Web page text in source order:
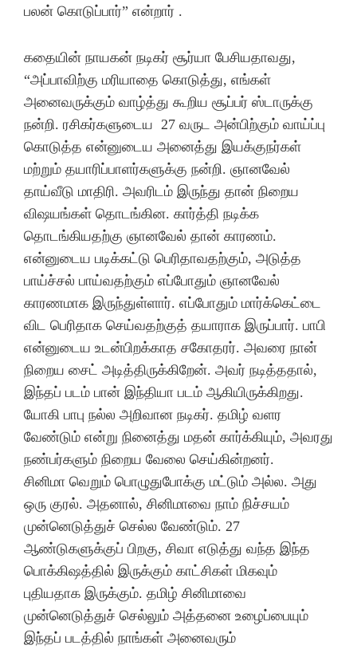
பலன் கொடுப்பார்” என்றார் .
கதையின் நாயகன் நடிகர் சூர்யா பேசியதாவது,
“அப்பாவிற்கு மரியாதை கொடுத்து, எங்கள்
அனைவருக்கும் வாழ்த்து கூறிய சூப்பர் ஸ்டாருக்கு
நன்றி. ரசிகர்களுடைய 27 வருட அன்பிற்கும் வாய்ப்பு
கொடுத்த என்னுடைய அனைத்து இயக்குநர்கள்
மற்றும் தயாரிப்பாளர்களுக்கு நன்றி. ஞானவேல்
தாய்வீடு மாதிரி. அவரிடம் இருந்து தான் நிறைய
விஷயங்கள் தொடங்கின. கார்த்தி நடிக்க
தொடங்கியதற்கு ஞானவேல் தான் காரணம்.
என்னுடைய படிக்கட்டு பெரிதாவதற்கும், அடுத்த
பாய்ச்சல் பாய்வதற்கும் எப்போதும் ஞானவேல்
காரணமாக இருந்துள்ளார். எப்போதும் மார்க்கெட்டை
விட பெரிதாக செய்வதற்குத் தயாராக இருப்பார். பாபி
என்னுடைய உடன்பிறக்காத சகோதரர். அவரை நான்
நிறைய சைட் அடித்திருக்கிறேன். அவர் நடித்ததால்,
இந்தப் படம் பான் இந்தியா படம் ஆகியிருக்கிறது.
யோகி பாபு நல்ல அறிவான நடிகர். தமிழ் வளர
வேண்டும் என்று நினைத்து மதன் கார்க்கியும், அவரது
நண்பர்களும் நிறைய வேலை செய்கின்றனர்.
சினிமா வெறும் பொழுதுபோக்கு மட்டும் அல்ல. அது
ஒரு குரல். அதனால், சினிமாவை நாம் நிச்சயம்
முன்னெடுத்துச் செல்ல வேண்டும். 27
ஆண்டுகளுக்குப் பிறகு, சிவா எடுத்து வந்த இந்த
பொக்கிஷத்தில் இருக்கும் காட்சிகள் மிகவும்
புதியதாக இருக்கும். தமிழ் சினிமாவை
முன்னெடுத்துச் செல்லும் அத்தனை உழைப்பையும்
இந்தப் படத்தில் நாங்கள் அனைவரும்